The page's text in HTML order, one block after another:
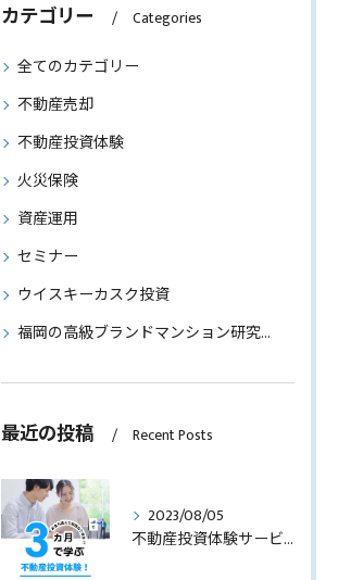
カテゴリー Categories
全てのカテゴリー
不動産売却
不動産投資体験
火災保険
資産運用
セミナー
ウイスキーカスク投資
福岡の高級ブランドマンション研究～物件情報もご紹介～
最近の投稿 Recent Posts
2023/08/05
不動産投資体験サービスのサービス内容を見直します！